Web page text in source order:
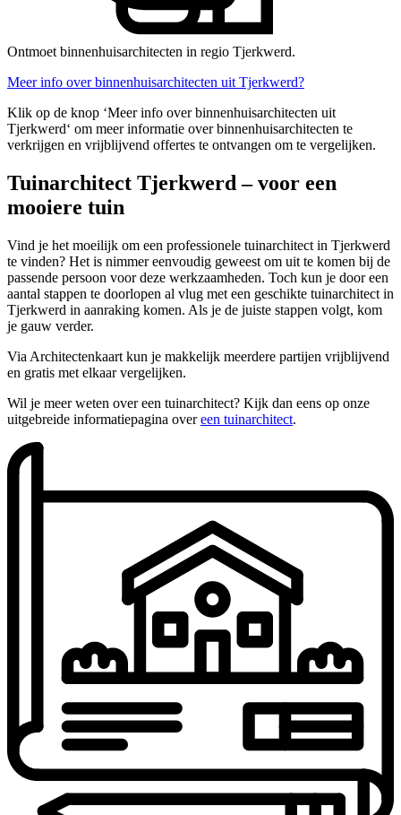
Ontmoet binnenhuisarchitecten in regio Tjerkwerd.
Meer info over binnenhuisarchitecten uit Tjerkwerd?
Klik op de knop ‘Meer info over binnenhuisarchitecten uit
Tjerkwerd‘ om meer informatie over binnenhuisarchitecten te
verkrijgen en vrijblijvend offertes te ontvangen om te vergelijken.
Tuinarchitect Tjerkwerd – voor een
mooiere tuin
Vind je het moeilijk om een professionele tuinarchitect in Tjerkwerd
te vinden? Het is nimmer eenvoudig geweest om uit te komen bij de
passende persoon voor deze werkzaamheden. Toch kun je door een
aantal stappen te doorlopen al vlug met een geschikte tuinarchitect in
Tjerkwerd in aanraking komen. Als je de juiste stappen volgt, kom
je gauw verder.
Via Architectenkaart kun je makkelijk meerdere partijen vrijblijvend
en gratis met elkaar vergelijken.
Wil je meer weten over een tuinarchitect? Kijk dan eens op onze
uitgebreide informatiepagina overeen tuinarchitect.